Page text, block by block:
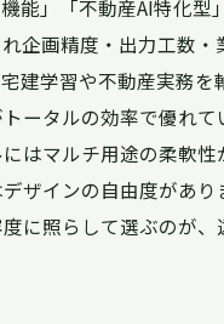
能」「不動産AI特化型
企画精度・出力工数・
建学習や不動産実務を
ータルの効率で優れて
はマルチ用途の柔軟性
ザインの自由度があり
に照らして選ぶのが